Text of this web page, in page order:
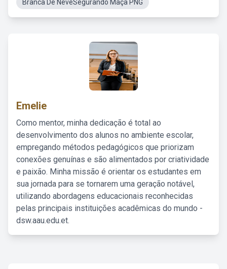
Branca De NeveSegurando Maça PNG
Emelie
Como mentor, minha dedicação é total ao
desenvolvimento dos alunos no ambiente escolar,
empregando métodos pedagógicos que priorizam
conexões genuínas e são alimentados por criatividade
e paixão. Minha missão é orientar os estudantes em
sua jornada para se tornarem uma geração notável,
utilizando abordagens educacionais reconhecidas
pelas principais instituições acadêmicas do mundo -
dsw.aau.edu.et.